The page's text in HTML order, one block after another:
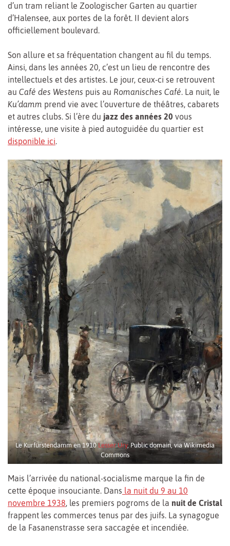
d’un tram reliant le Zoologischer Garten au quartier
d’Halensee, aux portes de la forêt. II devient alors
officiellement boulevard.
Son allure et sa fréquentation changent au fil du temps.
Ainsi, dans les années 20, c’est un lieu de rencontre des
intellectuels et des artistes. Le jour, ceux-ci se retrouvent
au Café des Westens puis au Romanisches Café. La nuit, le
Ku’damm prend vie avec l’ouverture de théâtres, cabarets
et autres clubs. Si l’ère du jazz des années 20 vous
intéresse, une visite à pied autoguidée du quartier est
disponible ici.
Le Kurfürstendamm en 1910Lesser Ury, Public domain, via Wikimedia
Commons
Mais l’arrivée du national-socialisme marque la fin de
cette époque insouciante. Dans la nuit du 9 au 10
novembre 1938, les premiers pogroms de la nuit de Cristal
frappent les commerces tenus par des juifs. La synagogue
de la Fasanenstrasse sera saccagée et incendiée.